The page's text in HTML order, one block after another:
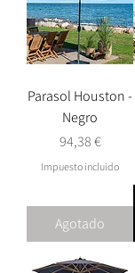
Parasol Houston -
Negro
Precio
94,38 €
Impuesto incluido
Agotado